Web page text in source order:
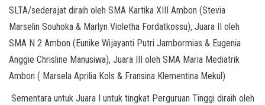
SLTA/sederajat diraih oleh SMA Kartika XIII Ambon (Stevia
Marselin Souhoka & Marlyn Violetha Fordatkossu), Juara II oleh
SMA N 2 Ambon (Eunike Wijayanti Putri Jambormias & Eugenia
Anggie Chrisline Manusiwa), Juara III oleh SMA Maria Mediatrik
Ambon ( Marsela Aprilia Kols & Fransina Klementina Mekul)
Sementara untuk Juara I untuk tingkat Perguruan Tinggi diraih oleh